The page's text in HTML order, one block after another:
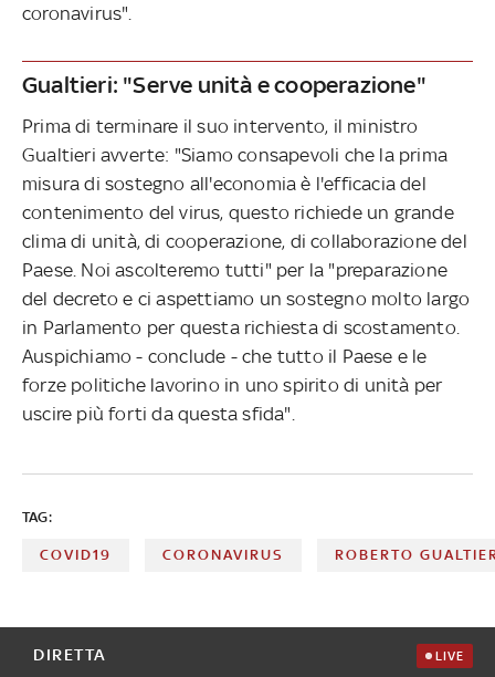
coronavirus".
Gualtieri: "Serve unità e cooperazione"
Prima di terminare il suo intervento, il ministro
Gualtieri avverte: "Siamo consapevoli che la prima
misura di sostegno all'economia è l'efficacia del
contenimento del virus, questo richiede un grande
clima di unità, di cooperazione, di collaborazione del
Paese. Noi ascolteremo tutti" per la "preparazione
del decreto e ci aspettiamo un sostegno molto largo
in Parlamento per questa richiesta di scostamento.
Auspichiamo - conclude - che tutto il Paese e le
forze politiche lavorino in uno spirito di unità per
uscire più forti da questa sfida".
TAG:
COVID19 CORONAVIRUS ROBERTO
DIRETTA LIVE